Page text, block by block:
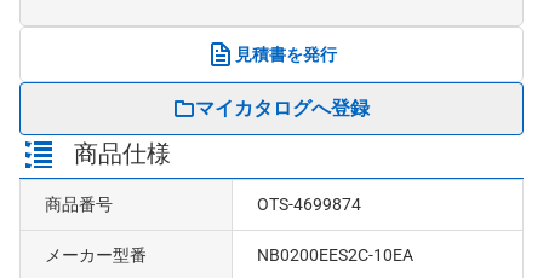
見積書を発行
マイカタログへ登録
商品仕様
商品番号 OTS-4699874
メーカー型番 NB0200EES2C-10EA